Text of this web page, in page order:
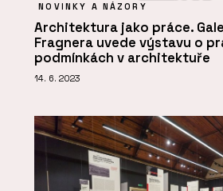
NOVINKY A NÁZORY
Architektura jako práce.
Fragnera uvede výstavu o
podmínkách v architektuře
14. 6. 2023